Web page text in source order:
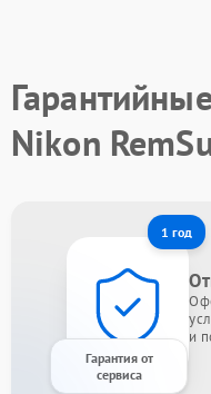
Nikon
1 год
Гарантия от
сервиса
и